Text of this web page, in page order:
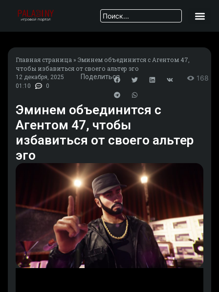
Главная страница » Эминем объединится с Агентом 47,
чтобы избавиться от своего альтер эго
12 декабря, 2025
01:10
0
Поделиться 168
Эминем объединится с
Агентом 47, чтобы
избавиться от своего альтер
эго